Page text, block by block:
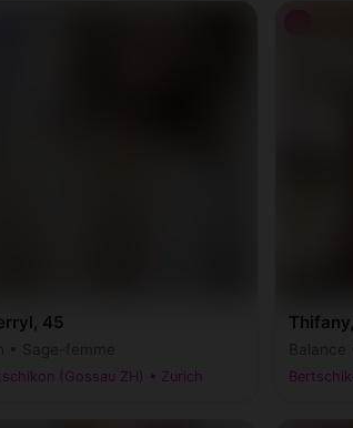
45
(Gossau ZH) • Zurich